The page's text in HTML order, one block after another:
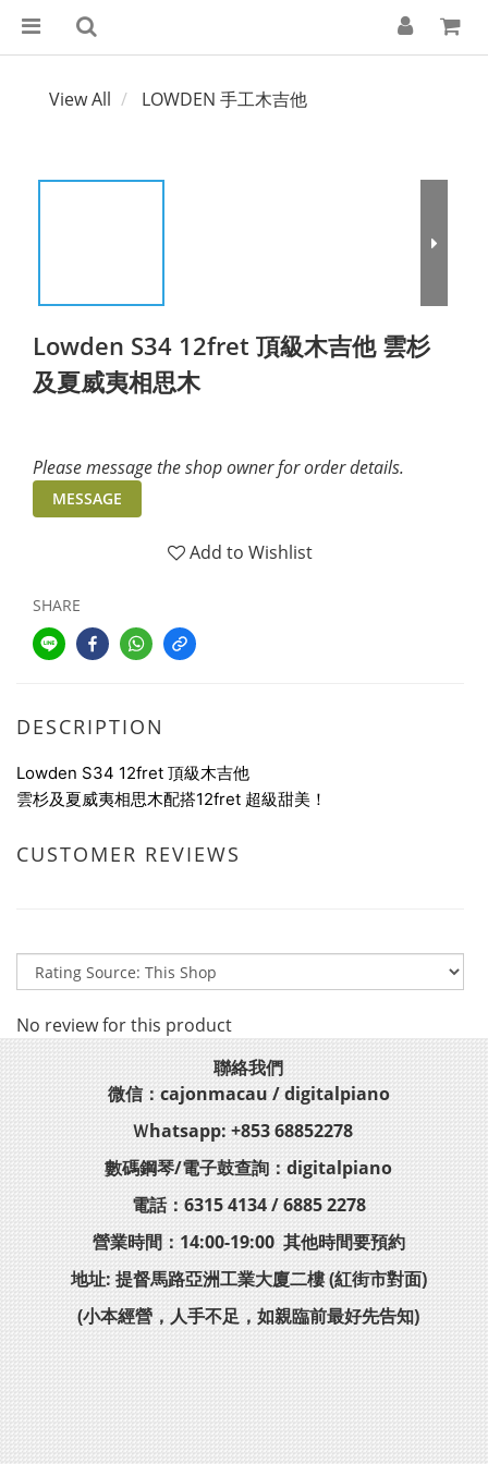
View All LOWDEN 手工木吉他
Lowden S34 12fret 頂級木吉他 雲杉
及夏威夷相思木
Please message the shop owner for order details.
MESSAGE
Add to Wishlist
SHARE
DESCRIPTION
Lowden S34 12fret 頂級木吉他
雲杉及夏威夷相思木配搭12fret 超級甜美！
CUSTOMER REVIEWS
No review for this product
聯絡我們
微信：cajonmacau / digitalpiano
Ｗhatsapp: +853 68852278
數碼鋼琴/電子鼓查詢：digitalpiano
電話：6315 4134 / 6885 2278
營業時間：14:00-19:00 其他時間要預約
地址: 提督馬路亞洲工業大廈二樓 (紅街市對面)
(小本經營，人手不足，如親臨前最好先告知)